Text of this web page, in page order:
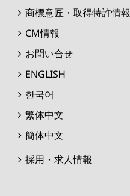
商標意匠・取得特許情報
CM情報
お問い合せ
ENGLISH
한국어
繁体中文
簡体中文
採用・求人情報